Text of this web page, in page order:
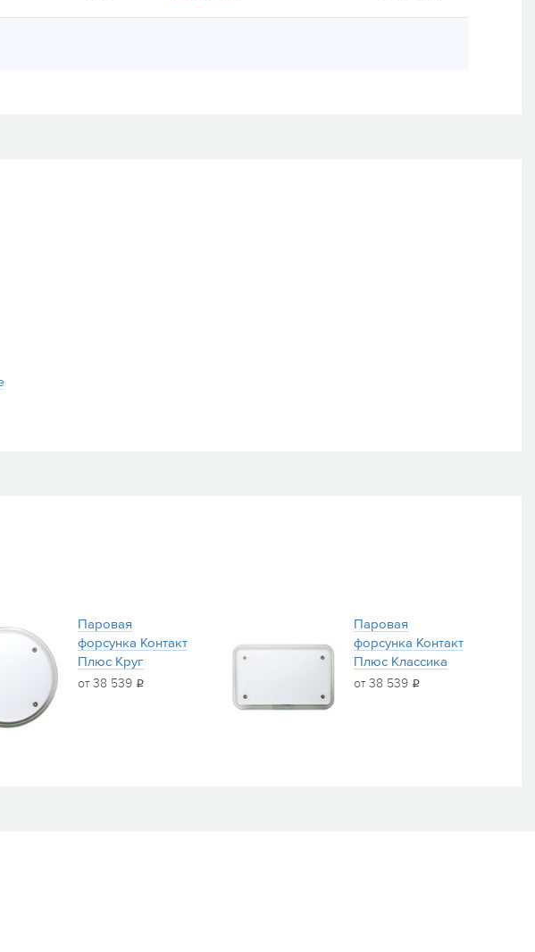
Паровая
форсунка Контакт
Плюс Круг
от 38 539 i
Паровая
форсунка Контакт
Плюс Классика
от 38 539 i